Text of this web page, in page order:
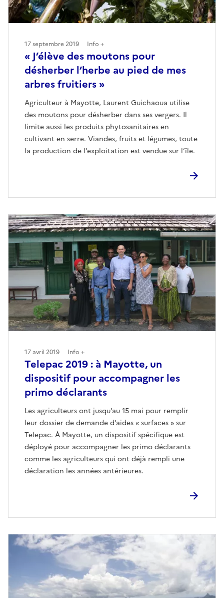
« J’élève des moutons pour
désherber l’herbe au pied de mes
arbres fruitiers »
Agriculteur à Mayotte, Laurent Guichaoua utilise
des moutons pour désherber dans ses vergers. Il
limite aussi les produits phytosanitaires en
cultivant en serre. Viandes, fruits et légumes, toute
la production de l’exploitation est vendue sur l’île.
17 septembre 2019 Info +
Telepac 2019 : à Mayotte, un
dispositif pour accompagner les
primo déclarants
Les agriculteurs ont jusqu’au 15 mai pour remplir
leur dossier de demande d’aides « surfaces » sur
Telepac. À Mayotte, un dispositif spécifique est
déployé pour accompagner les primo déclarants
comme les agriculteurs qui ont déjà rempli une
déclaration les années antérieures.
17 avril 2019 Info +